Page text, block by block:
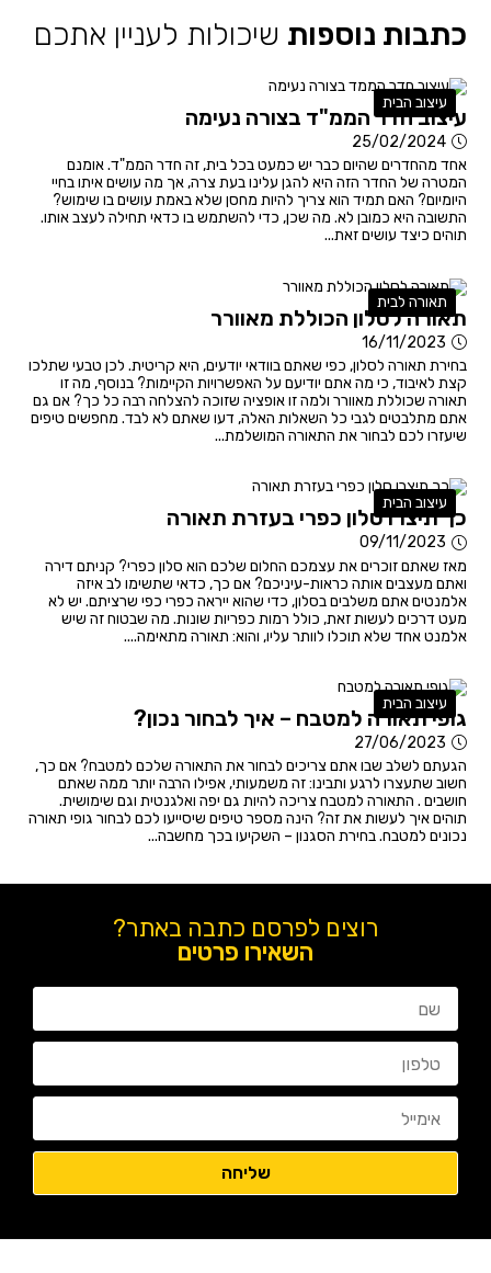
כתבות נוספות שיכולות לעניין אתכם
עיצוב הבית
עיצוב חדר הממ"ד בצורה נעימה
25/02/2024
אחד מהחדרים שהיום כבר יש כמעט בכל בית, זה חדר הממ"ד. אומנם
המטרה של החדר הזה היא להגן עלינו בעת צרה, אך מה עושים איתו בחיי
היומיום? האם תמיד הוא צריך להיות מחסן שלא באמת עושים בו שימוש?
התשובה היא כמובן לא. מה שכן, כדי להשתמש בו כדאי תחילה לעצב אותו.
תוהים כיצד עושים זאת...
תאורה לבית
תאורה לסלון הכוללת מאוורר
16/11/2023
בחירת תאורה לסלון, כפי שאתם בוודאי יודעים, היא קריטית. לכן טבעי שתלכו
קצת לאיבוד, כי מה אתם יודיעם על האפשרויות הקיימות? בנוסף, מה זו
תאורה שכוללת מאוורר ולמה זו אופציה שזוכה להצלחה רבה כל כך? אם גם
אתם מתלבטים לגבי כל השאלות האלה, דעו שאתם לא לבד. מחפשים טיפים
שיעזרו לכם לבחור את התאורה המושלמת...
עיצוב הבית
כך תיצרו סלון כפרי בעזרת תאורה
09/11/2023
מאז שאתם זוכרים את עצמכם החלום שלכם הוא סלון כפרי? קניתם דירה
ואתם מעצבים אותה כראות-עיניכם? אם כך, כדאי שתשימו לב איזה
אלמנטים אתם משלבים בסלון, כדי שהוא ייראה כפרי כפי שרציתם. יש לא
מעט דרכים לעשות זאת, כולל רמות כפריות שונות. מה שבטוח זה שיש
אלמנט אחד שלא תוכלו לוותר עליו, והוא: תאורה מתאימה....
עיצוב הבית
גופי תאורה למטבח – איך לבחור נכון?
27/06/2023
הגעתם לשלב שבו אתם צריכים לבחור את התאורה שלכם למטבח? אם כך,
חשוב שתעצרו לרגע ותבינו: זה משמעותי, אפילו הרבה יותר ממה שאתם
חושבים . התאורה למטבח צריכה להיות גם יפה ואלגנטית וגם שימושית.
תוהים איך לעשות את זה? הינה מספר טיפים שיסייעו לכם לבחור גופי תאורה
נכונים למטבח. בחירת הסגנון – השקיעו בכך מחשבה...
רוצים לפרסם כתבה באתר?
השאירו פרטים